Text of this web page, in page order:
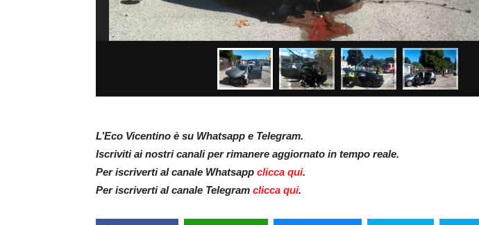
L’Eco Vicentino è su Whatsapp e Telegram.
Iscriviti ai nostri canali per rimanere aggiornato in tempo reale.
Per iscriverti al canale Whatsapp clicca qui.
Per iscriverti al canale Telegram clicca qui.